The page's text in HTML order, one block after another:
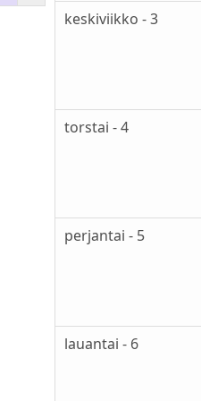
keskiviikko - 3
torstai - 4
perjantai - 5
lauantai - 6